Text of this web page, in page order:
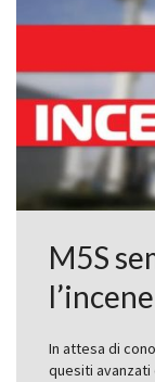
M5S
In attesa di
quesiti